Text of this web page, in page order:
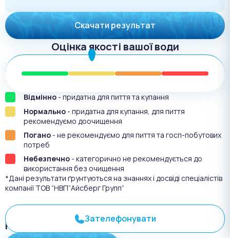
Скачати результат
Оцінка якості вашої води
Відмінно- придатна для пиття та купання
Нормально- придатна для купання, для пиття
рекомендуємо доочищення
Погано- не рекомендуємо для пиття та госп-побутових
потреб
Небезпечно- категорично не рекомендується до
використання без очищення
*Дані результати ґрунтуються на знаннях і досвіді спеціалістів
компанії ТОВ “НВП”Айсберг Групп”
Результат аналіза №3069
Зателефонувати